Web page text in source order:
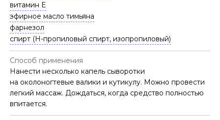
витамин E
эфирное масло тимьяна
фарнезол
спирт (Н-пропиловый спирт, изопропиловый)
Способ применения
Нанести несколько капель сыворотки
на околоногтевые валики и кутикулу. Можно провести
легкий массаж. Дождаться, когда средство полностью
впитается.